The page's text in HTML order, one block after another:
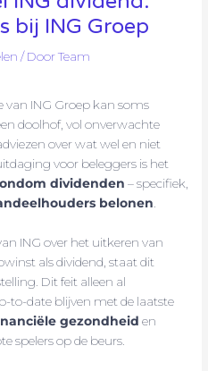
bij ING Groep
/ DoorTeam
van ING Groep kan soms
doolhof, vol onverwachte
over wat wel en niet
voor beleggers is het
dividenden – specifiek,
belonen
ING over het uitkeren van
als dividend, staat dit
Dit feit alleen al
to-date blijven met de laatste
gezondheid en
spelers op de beurs.